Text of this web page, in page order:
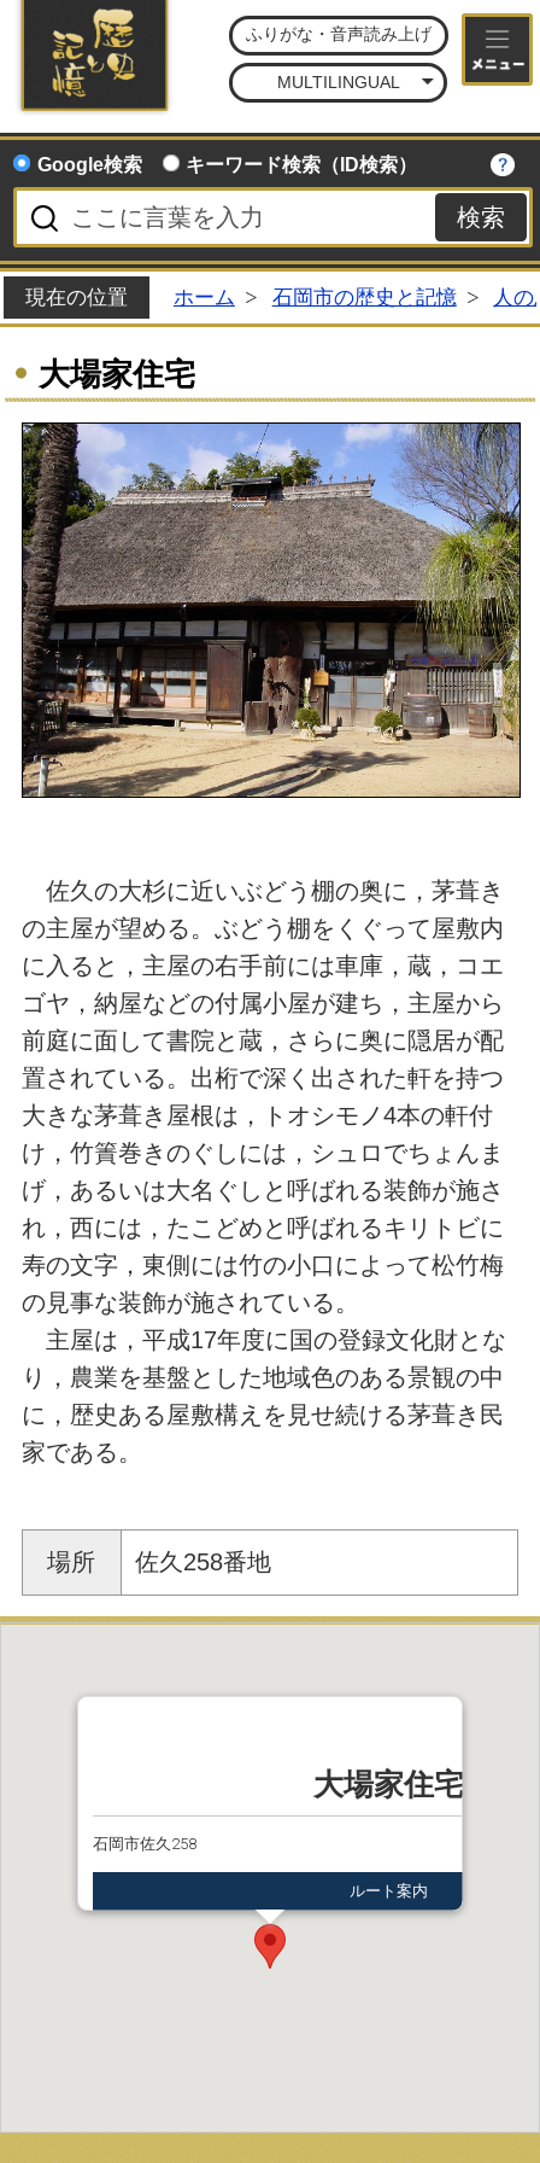
石
ふりがな・音声読み上げ
MULTILINGUAL
Google検索 キーワード検索（ID検索）
現在の位置 ホーム 石岡市の歴史と記憶 人
大場家住宅
佐久の大杉に近いぶどう棚の奥に，茅葺き
の主屋が望める。ぶどう棚をくぐって屋敷内
に入ると，主屋の右手前には車庫，蔵，コエ
ゴヤ，納屋などの付属小屋が建ち，主屋から
前庭に面して書院と蔵，さらに奥に隠居が配
置されている。出桁で深く出された軒を持つ
大きな茅葺き屋根は，トオシモノ4本の軒付
け，竹簀巻きのぐしには，シュロでちょんま
げ，あるいは大名ぐしと呼ばれる装飾が施さ
れ，西には，たこどめと呼ばれるキリトビに
寿の文字，東側には竹の小口によって松竹梅
の見事な装飾が施されている。
主屋は，平成17年度に国の登録文化財とな
り，農業を基盤とした地域色のある景観の中
に，歴史ある屋敷構えを見せ続ける茅葺き民
家である。
場所 佐久258番地
大場家住宅
石岡市佐久258
ルート案内